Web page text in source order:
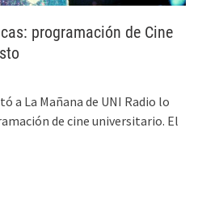
programación de Cine
a La Mañana de UNI Radio lo
de cine universitario. El